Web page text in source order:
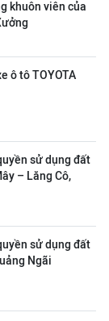
khuôn viên của
ô tô TOYOTA
sử dụng đất
– Lăng Cô,
sử dụng đất
Ngãi